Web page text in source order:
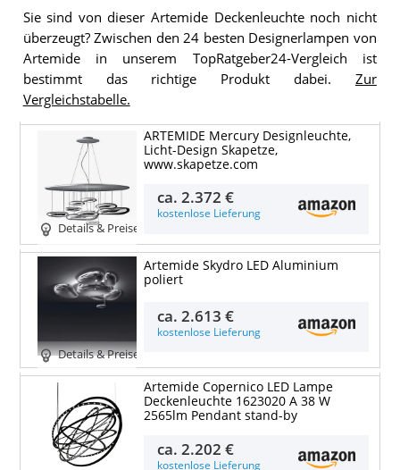
Sie sind von dieser Artemide Deckenleuchte noch nicht
überzeugt? Zwischen den 24 besten Designerlampen von
Artemide in unserem TopRatgeber24-Vergleich ist
bestimmt das richtige Produkt dabei. Zur
Vergleichstabelle.
Details & Preise
ARTEMIDE Mercury Designleuchte,
Licht-Design Skapetze,
www.skapetze.com
ca.2.372 €
kostenlose Lieferung
Details & Preise
Artemide Skydro LED Aluminium
poliert
ca.2.613 €
kostenlose Lieferung
Artemide Copernico LED Lampe
Deckenleuchte 1623020 A 38 W
2565lm Pendant stand-by
ca.2.202 €
kostenlose Lieferung